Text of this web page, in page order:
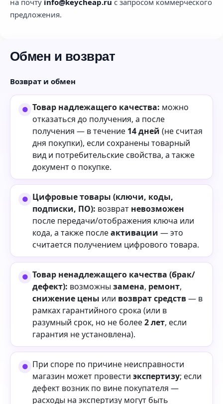
предложения.
Обмен и возврат
Возврат и обмен
Товар надлежащего качества: можно
отказаться до получения, а после
получения — в течение 14 дней (не считая
дня покупки), если сохранены товарный
вид и потребительские свойства, а также
документ о покупке.
Цифровые товары (ключи, коды,
подписки, ПО): возврат невозможен
после передачи/отображения ключа или
кода, а также послеактивации — это
считается получением цифрового товара.
Товар ненадлежащего качества (брак/
дефект): возможны замена, ремонт,
снижение цены или возврат средств— в
рамках гарантийного срока (или в
разумный срок, но не более2 лет, если
гарантия не установлена).
При споре по причине неисправности
магазин может провести экспертизу; если
дефект возник по вине покупателя —
расходы на экспертизу могут быть